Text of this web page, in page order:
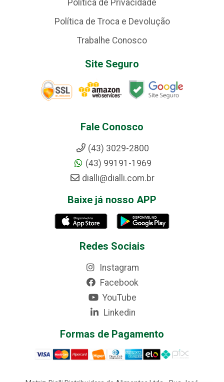
Política de Privacidade
Política de Troca e Devolução
Trabalhe Conosco
Site Seguro
Fale Conosco
(43) 3029-2800
(43) 99191-1969
dialli@dialli.com.br
Baixe já nosso APP
Redes Sociais
Instagram
Facebook
YouTube
Linkedin
Formas de Pagamento